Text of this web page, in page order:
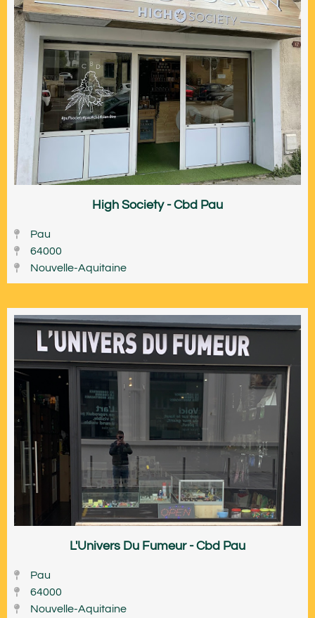
High Society - Cbd Pau
Pau
64000
Nouvelle-Aquitaine
L'Univers Du Fumeur - Cbd Pau
Pau
64000
Nouvelle-Aquitaine